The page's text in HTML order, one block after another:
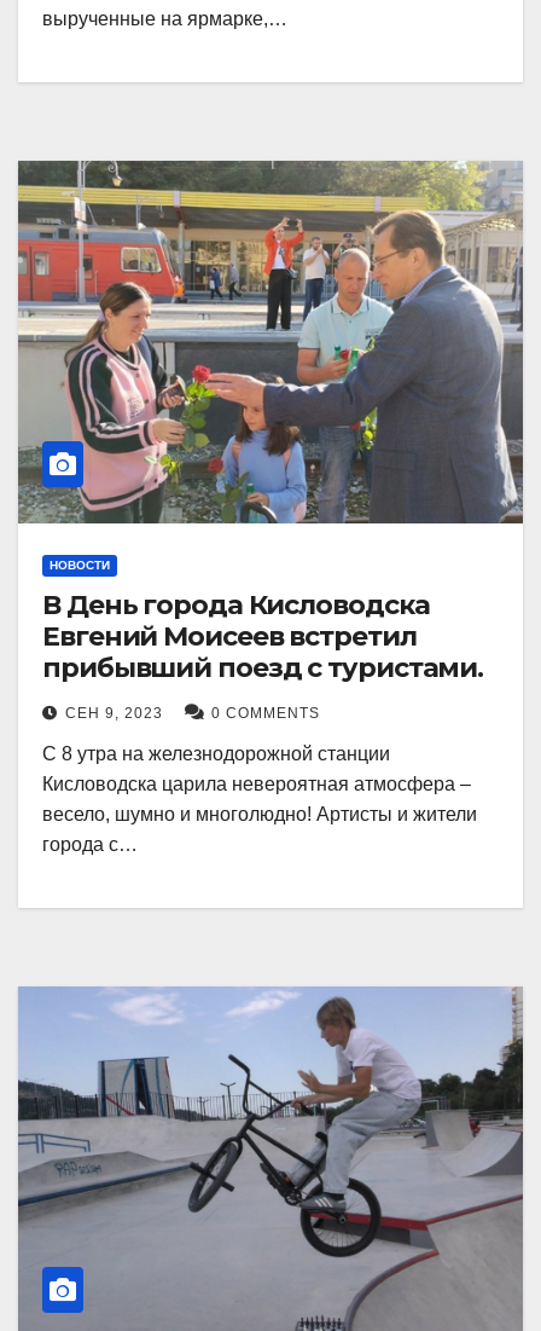
вырученные на ярмарке,…
НОВОСТИ
В День города Кисловодска
Евгений Моисеев встретил
прибывший поезд с туристами.
СЕН 9, 2023 0 COMMENTS
С 8 утра на железнодорожной станции
Кисловодска царила невероятная атмосфера –
весело, шумно и многолюдно! Артисты и жители
города с…